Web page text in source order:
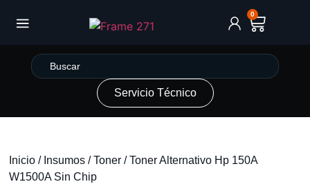
0
Servicio Técnico
Inicio / Insumos /Toner / Toner Alternativo Hp 150A
W1500A Sin Chip